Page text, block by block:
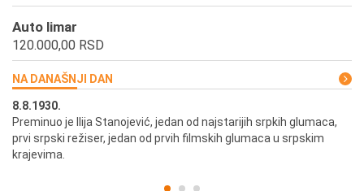
Auto limar
120.000,00 RSD
NA DANAŠNJI DAN
8.8.1930.
Preminuo je Ilija Stanojević, jedan od najstarijih srpkih glumaca,
prvi srpski režiser, jedan od prvih filmskih glumaca u srpskim
krajevima.